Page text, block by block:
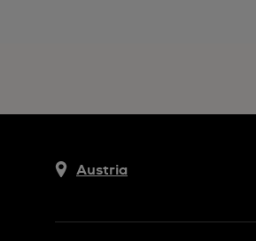
Austria